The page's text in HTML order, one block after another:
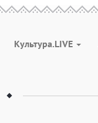
Культура.LIVE